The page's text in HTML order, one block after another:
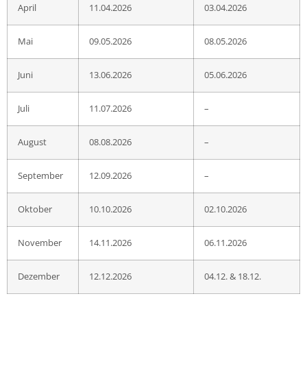
April 11.04.2026 03.04.2026
Mai 09.05.2026 08.05.2026
Juni 13.06.2026 05.06.2026
Juli 11.07.2026 –
August 08.08.2026 –
September 12.09.2026 –
Oktober 10.10.2026 02.10.2026
November 14.11.2026 06.11.2026
Dezember 12.12.2026 04.12. & 18.12.